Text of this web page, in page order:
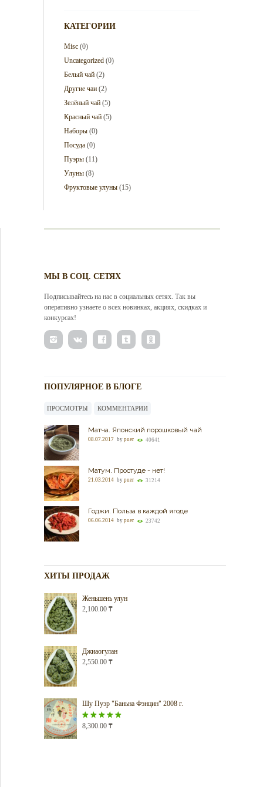
КАТЕГОРИИ
Misc (0)
Uncategorized (0)
Белый чай (2)
Другие чаи (2)
Зелёный чай (5)
Красный чай (5)
Наборы (0)
Посуда (0)
Пуэры (11)
Улуны (8)
Фруктовые улуны (15)
МЫ В СОЦ. СЕТЯХ
Подписывайтесь на нас в социальных сетях. Так вы
оперативно узнаете о всех новинках, акциях, скидках и
конкурсах!
ПОПУЛЯРНОЕ В БЛОГЕ
ПРОСМОТРЫ КОММЕНТАРИИ
Матча. Японский порошковый чай
08.07.2017 by puer 40641
Матум. Простуде - нет!
21.03.2014 by puer 31214
Годжи. Польза в каждой ягоде
06.06.2014 by puer 23742
ХИТЫ ПРОДАЖ
Женьшень улун
2,100.00 ₸
Джиаогулан
2,550.00 ₸
Шу Пуэр "Баньна Фэнцин" 2008 г.
Оценка5.00
8,300.00 ₸